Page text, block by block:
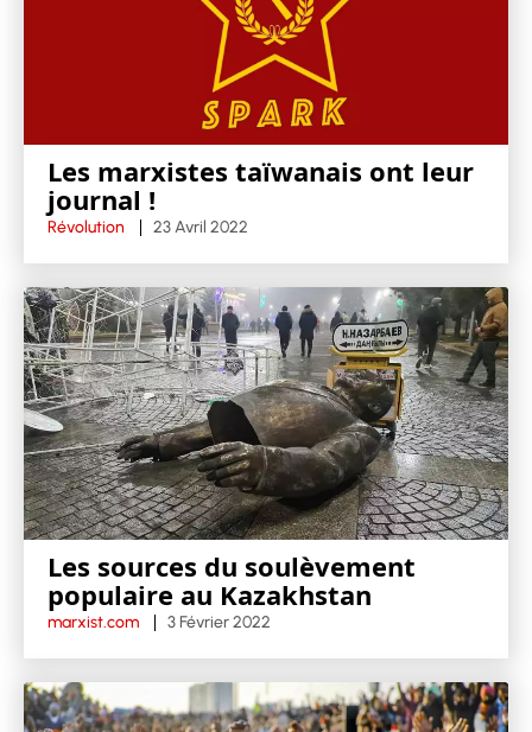
Les marxistes taïwanais ont leur
journal !
Révolution 23 Avril 2022
Les sources du soulèvement
populaire au Kazakhstan
marxist.com 3 Février 2022